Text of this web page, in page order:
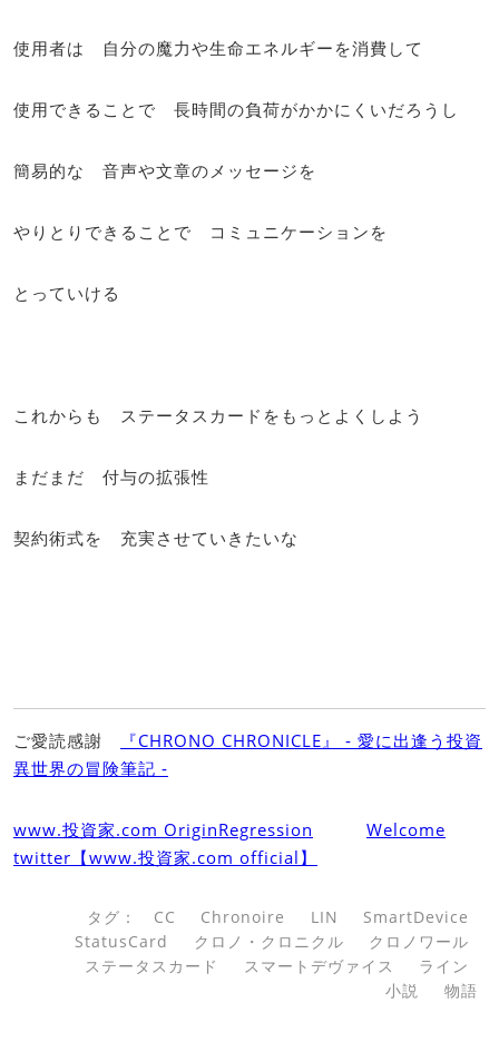
使用者は 自分の魔力や生命エネルギーを消費して
使用できることで 長時間の負荷がかかにくいだろうし
簡易的な 音声や文章のメッセージを
やりとりできることで コミュニケーションを
とっていける
これからも ステータスカードをもっとよくしよう
まだまだ 付与の拡張性
契約術式を 充実させていきたいな
ご愛読感謝
『CHRONO CHRONICLE』 ‐ 愛に出逢う投資
異世界の冒険筆記 ‐
www.投資家.com OriginRegression
Welcome
twitter【www.投資家.com official】
タグ： CC Chronoire LIN
SmartDevice
StatusCard
クロノ・クロニクル
クロノワール
ステータスカード
スマートデヴァイス
ライン
小説
物語